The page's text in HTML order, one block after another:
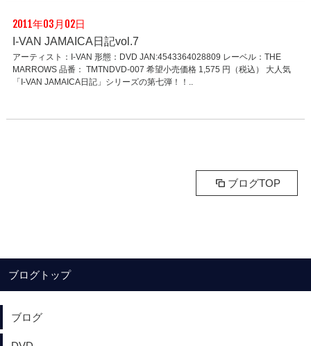
2011年03月02日
I-VAN JAMAICA日記vol.7
アーティスト：I-VAN 形態：DVD JAN:4543364028809 レーベル：THE
MARROWS 品番： TMTNDVD-007 希望小売価格 1,575 円（税込） 大人気
「I‐VAN JAMAICA日記」シリーズの第七弾！！..
ブログTOP
ブログトップ
ブログ